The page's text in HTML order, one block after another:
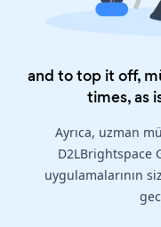
and to top it off,
times, as
Ayrıca, uzman
D2LBrightspace
uygulamalarının